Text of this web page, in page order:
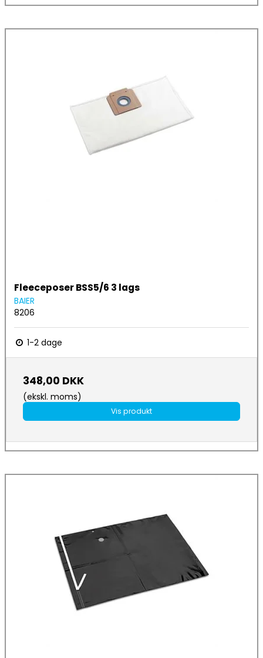
Fleeceposer BSS5/6 3 lags
BAIER
8206
1-2 dage
348,00 DKK
(ekskl. moms)
Vis produkt